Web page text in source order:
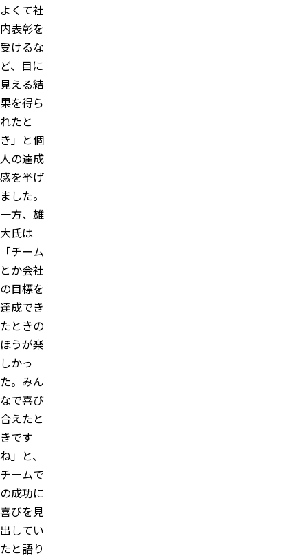
よくて社
内表彰を
受けるな
ど、目に
見える結
果を得ら
れたと
き」と個
人の達成
感を挙げ
ました。
一方、雄
大氏は
「チーム
とか会社
の目標を
達成でき
たときの
ほうが楽
しかっ
た。みん
なで喜び
合えたと
きです
ね」と、
チームで
の成功に
喜びを見
出してい
たと語り